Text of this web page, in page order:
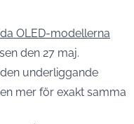
OLED-modellerna
den 27 maj.
underliggande
mer för exakt samma